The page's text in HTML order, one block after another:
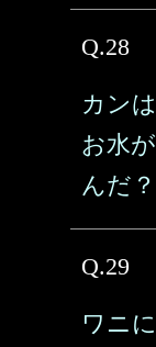
Q.28
カン
お水
んだ？
Q.29
ワニ